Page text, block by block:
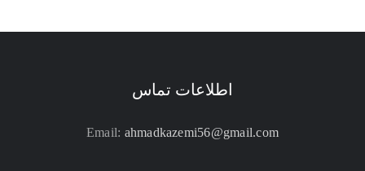
اطلاعات تماس
Email: ahmadkazemi56@gmail.com